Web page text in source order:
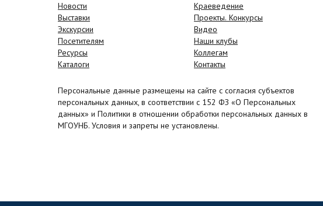
Новости
Выставки
Экскурсии
Посетителям
Ресурсы
Каталоги
Краеведение
Проекты. Конкурсы
Видео
Наши клубы
Коллегам
Контакты
Персональные данные размещены на сайте с согласия субъектов
персональных данных, в соответствии с 152 ФЗ «О Персональных
данных» и Политики в отношении обработки персональных данных в
МГОУНБ. Условия и запреты не установлены.